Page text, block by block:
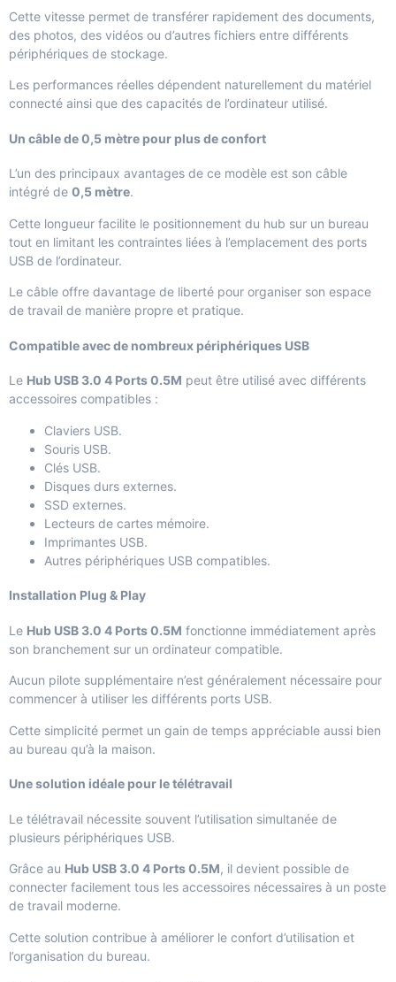
Cette vitesse permet de transférer rapidement des documents,
des photos, des vidéos ou d’autres fichiers entre différents
périphériques de stockage.
Les performances réelles dépendent naturellement du matériel
connecté ainsi que des capacités de l’ordinateur utilisé.
Un câble de 0,5 mètre pour plus de confort
L’un des principaux avantages de ce modèle est son câble
intégré de 0,5 mètre.
Cette longueur facilite le positionnement du hub sur un bureau
tout en limitant les contraintes liées à l’emplacement des ports
USB de l’ordinateur.
Le câble offre davantage de liberté pour organiser son espace
de travail de manière propre et pratique.
Compatible avec de nombreux périphériques USB
Le Hub USB 3.0 4 Ports 0.5M peut être utilisé avec différents
accessoires compatibles :
Claviers USB.
Souris USB.
Clés USB.
Disques durs externes.
SSD externes.
Lecteurs de cartes mémoire.
Imprimantes USB.
Autres périphériques USB compatibles.
Installation Plug & Play
Le Hub USB 3.0 4 Ports 0.5M fonctionne immédiatement après
son branchement sur un ordinateur compatible.
Aucun pilote supplémentaire n’est généralement nécessaire pour
commencer à utiliser les différents ports USB.
Cette simplicité permet un gain de temps appréciable aussi bien
au bureau qu’à la maison.
Une solution idéale pour le télétravail
Le télétravail nécessite souvent l’utilisation simultanée de
plusieurs périphériques USB.
Grâce au Hub USB 3.0 4 Ports 0.5M, il devient possible de
connecter facilement tous les accessoires nécessaires à un poste
de travail moderne.
Cette solution contribue à améliorer le confort d’utilisation et
l’organisation du bureau.